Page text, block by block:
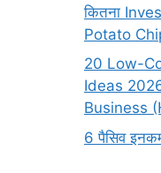
कितना
Potato
20 Low-
Ideas
Business
6 पैसिव